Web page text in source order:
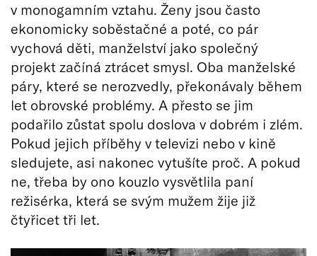
v monogamním vztahu. Ženy jsou často
ekonomicky soběstačné a poté, co pár
vychová děti, manželství jako společný
projekt začíná ztrácet smysl. Oba manželské
páry, které se nerozvedly, překonávaly během
let obrovské problémy. A přesto se jim
podařilo zůstat spolu doslova v dobrém i zlém.
Pokud jejich příběhy v televizi nebo v kině
sledujete, asi nakonec vytušíte proč. A pokud
ne, třeba by ono kouzlo vysvětlila paní
režisérka, která se svým mužem žije již
čtyřicet tři let.